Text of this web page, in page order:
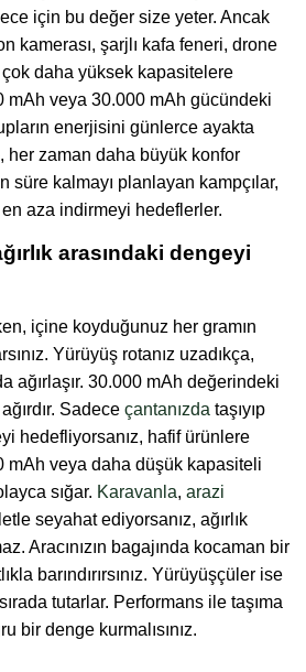
için bu değer size yeter. Ancak
kamerası, şarjlı kafa feneri, drone
daha yüksek kapasitelere
mAh veya 30.000 mAh gücündeki
enerjisini günlerce ayakta
her zaman daha büyük konfor
süre kalmayı planlayan kampçılar,
aza indirmeyi hedeflerler.
arasındaki dengeyi
içine koyduğunuz her gramın
Yürüyüş rotanız uzadıkça,
ağırlaşır. 30.000 mAh değerindeki
Sadece çantanızda taşıyıp
hedefliyorsanız, hafif ürünlere
mAh veya daha düşük kapasiteli
sığar. Karavanla, arazi
seyahat ediyorsanız, ağırlık
Aracınızın bagajında kocaman bir
barındırırsınız. Yürüyüşçüler ise
tutarlar. Performans ile taşıma
bir denge kurmalısınız.